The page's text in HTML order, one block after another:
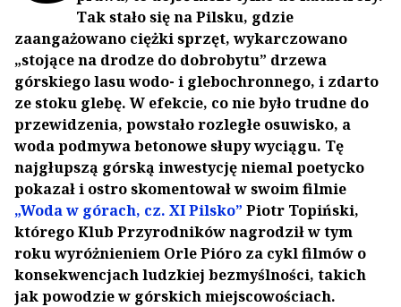
Tak stało się na Pilsku, gdzie
zaangażowano ciężki sprzęt, wykarczowano
„stojące na drodze do dobrobytu” drzewa
górskiego lasu wodo- i glebochronnego, i zdarto
ze stoku glebę. W efekcie, co nie było trudne do
przewidzenia, powstało rozległe osuwisko, a
woda podmywa betonowe słupy wyciągu. Tę
najgłupszą górską inwestycję niemal poetycko
pokazał i ostro skomentował w swoim filmie
„Woda w górach, cz. XI Pilsko” Piotr Topiński,
którego Klub Przyrodników nagrodził w tym
roku wyróżnieniem Orle Pióro za cykl filmów o
konsekwencjach ludzkiej bezmyślności, takich
jak powodzie w górskich miejscowościach.